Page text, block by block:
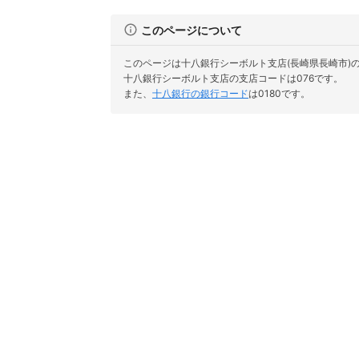
このページについて
このページは十八銀行シーボルト支店(長崎県長崎市)
十八銀行シーボルト支店の支店コードは076です。
また、 十八銀行の銀行コードは0180です。